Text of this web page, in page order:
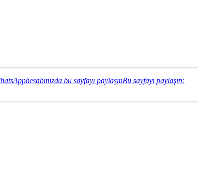
bu sayfayı paylaşınBu sayfayı paylaşın: